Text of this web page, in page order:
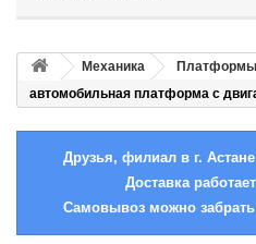
Механика Платформы
автомобильная платформа с
Друзья, филиал в г.
Доставка
Самовывоз можно забрать